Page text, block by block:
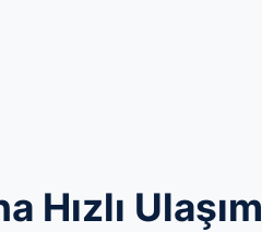
Hızlı Ulaşım